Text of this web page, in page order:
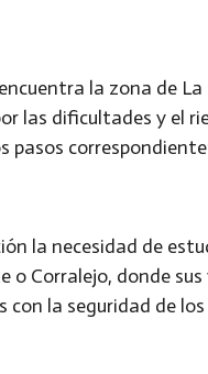
la zona de
las dificultades y el
pasos
la necesidad de
o Corralejo, donde
la seguridad de